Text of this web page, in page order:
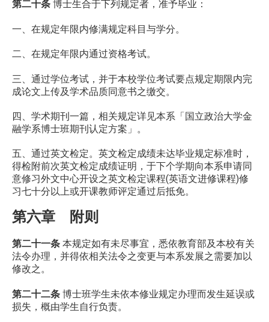
第二十条 博士生合于下列规定者，准予毕业：
一、在规定年限内修满规定科目与学分。
二、在规定年限内通过资格考试。
三、通过学位考试，并于本校学位考试要点规定期限内完
成论文上传及学术品质同意书之缴交。
四、学术期刊一篇，相关规定详见本系「国立政治大学金
融学系博士班期刊认定方案」。
五、通过英文检定。英文检定成绩未达毕业规定标准时，
得检附前次英文检定成绩证明，于下个学期向本系申请同
意修习外文中心开设之英文检定课程(英语文进修课程)修
习七十分以上或开课教师评定通过后抵免。
第六章 附则
第二十一条 本规定如有未尽事宜，悉依教育部及本校有关
法令办理，并得依相关法令之变更与本系发展之需要加以
修改之。
第二十二条 博士班学生未依本修业规定办理而发生延误或
损失，概由学生自行负责。